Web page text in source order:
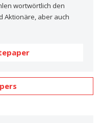
wortwörtlich den
Aktionäre, aber auch